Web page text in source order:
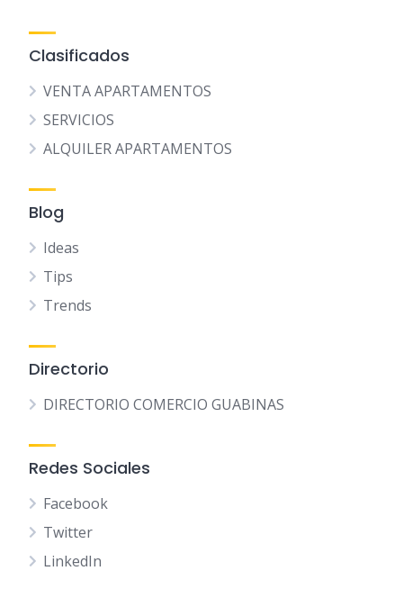
Clasificados
VENTA APARTAMENTOS
SERVICIOS
ALQUILER APARTAMENTOS
Blog
Ideas
Tips
Trends
Directorio
DIRECTORIO COMERCIO GUABINAS
Redes Sociales
Facebook
Twitter
LinkedIn